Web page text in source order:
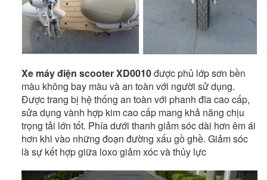
Xe máy điện scooter XD0010được phủ lớp sơn bền
màu không bay màu và an toàn với người sử dụng.
Được trang bị hệ thống an toàn với phanh đĩa cao cấp,
sửa dụng vành hợp kim cao cấp mang khả năng chịu
trọng tải lớn tốt. Phía dưới thanh giảm sóc dài hơn êm ái
hơn khi vào những đoạn đường xấu gồ ghề. Giảm sóc
là sự kết hợp giữa loxo giảm xóc và thủy lực